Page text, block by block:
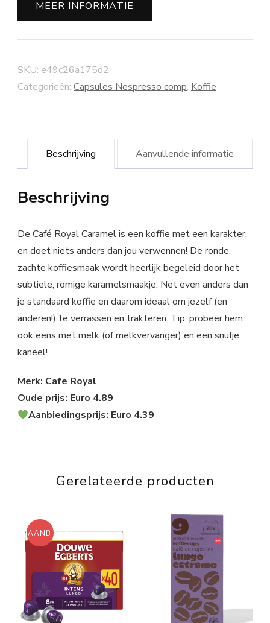
was:
€4.89.
is:
€4.39.
MEER INFORMATIE
SKU: e49c26a175d2
Categorieën: Capsules Nespresso comp, Koffie
Beschrijving Aanvullende informatie
Beschrijving
De Café Royal Caramel is een koffie met een karakter,
en doet niets anders dan jou verwennen! De ronde,
zachte koffiesmaak wordt heerlijk begeleid door het
subtiele, romige karamelsmaakje. Net even anders dan
je standaard koffie en daarom ideaal om jezelf (en
anderen!) te verrassen en trakteren. Tip: probeer hem
ook eens met melk (of melkvervanger) en een snufje
kaneel!
Merk: Cafe Royal
Oude prijs: Euro 4.89
Aanbiedingsprijs: Euro 4.39
Gerelateerde producten
AANBIEDING!